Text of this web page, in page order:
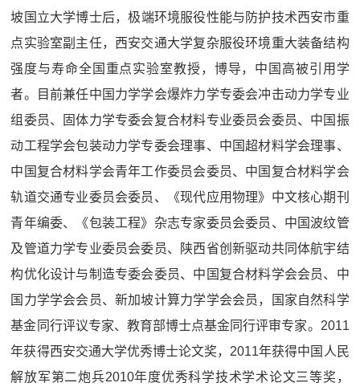
坡国立大学博士后，极端环境服役性能与防护技术西安市重
点实验室副主任， 西安交通大学复杂服役环境重大装备结构
强度与寿命全国重点实验室教授，博导，中国高被引用学
者。目前兼任中国力学学会爆炸力学专委会冲击动力学专业
组委员、固体力学专委会复合材料专业委员会委员、中国振
动工程学会包装动力学专委会理事、中国超材料学会理事、
中国复合材料学会青年工作委员会委员、中国复合材料学会
轨道交通专业委员会委员、《现代应用物理》中文核心期刊
青年编委、《包装工程》杂志专家委员会委员、中国波纹管
及管道力学专业委员会委员、陕西省创新驱动共同体航宇结
构优化设计与制造专委会委员、中国复合材料学会会员、中
国力学学会会员、新加坡计算力学学会会员，国家自然科学
基金同行评议专家、教育部博士点基金同行评审专家。2011
年获得西安交通大学优秀博士论文奖，2011年获得中国人民
解放军第二炮兵2010年度优秀科学技术学术论文三等奖，